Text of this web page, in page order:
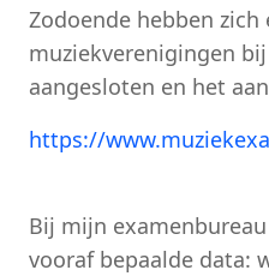
Zodoende hebben zich
muziekverenigingen
aangesloten en het
https://
Bij mijn
vooraf bepaalde data: